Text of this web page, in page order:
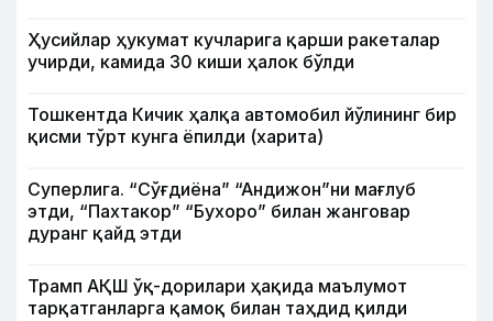
Ҳусийлар ҳукумат кучларига қарши ракеталар
учирди, камида 30 киши ҳалок бўлди
Тошкентда Кичик ҳалқа автомобил йўлининг бир
қисми тўрт кунга ёпилди (харита)
Суперлига. “Сўғдиёна” “Андижон”ни мағлуб
этди, “Пахтакор” “Бухоро” билан жанговар
дуранг қайд этди
Трамп АҚШ ўқ-дорилари ҳақида маълумот
тарқатганларга қамоқ билан таҳдид қилди